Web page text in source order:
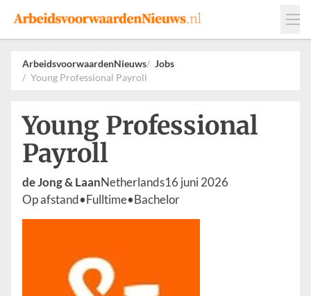
Events
Adverteren
Leveranciers
Werkgevers
ArbeidsvoorwaardenNieuws
Jobs
Young Professional Payroll
Young Professional
Payroll
de Jong & LaanNetherlands16 juni 2026
Op afstand•Fulltime•Bachelor